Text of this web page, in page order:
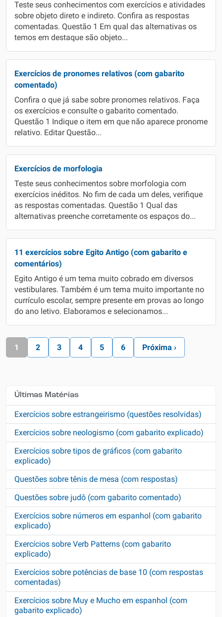
Teste seus conhecimentos com exercícios e atividades
sobre objeto direto e indireto. Confira as respostas
comentadas. Questão 1 Em qual das alternativas os
temos em destaque são objeto...
Exercícios de pronomes relativos (com gabarito
comentado)
Confira o que já sabe sobre pronomes relativos. Faça
os exercícios e consulte o gabarito comentado.
Questão 1 Indique o item em que não aparece pronome
relativo. Editar Questão...
Exercícios de morfologia
Teste seus conhecimentos sobre morfologia com
exercícios inéditos. No fim de cada um deles, verifique
as respostas comentadas. Questão 1 Qual das
alternativas preenche corretamente os espaços do...
11 exercícios sobre Egito Antigo (com gabarito e
comentários)
Egito Antigo é um tema muito cobrado em diversos
vestibulares. Também é um tema muito importante no
currículo escolar, sempre presente em provas ao longo
do ano letivo. Elaboramos e selecionamos...
1 2 3 4 5 6 Próxima ›
Últimas Matérias
Exercícios sobre estrangeirismo (questões resolvidas)
Exercícios sobre neologismo (com gabarito explicado)
Exercícios sobre tipos de gráficos (com gabarito
explicado)
Questões sobre tênis de mesa (com respostas)
Questões sobre judô (com gabarito comentado)
Exercícios sobre números em espanhol (com gabarito
explicado)
Exercícios sobre Verb Patterns (com gabarito
explicado)
Exercícios sobre potências de base 10 (com respostas
comentadas)
Exercícios sobre Muy e Mucho em espanhol (com
gabarito explicado)